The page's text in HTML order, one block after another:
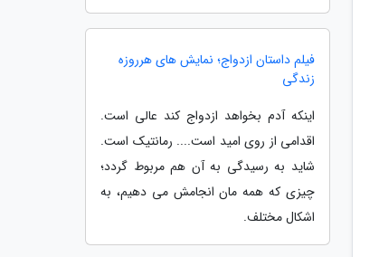
فیلم داستان ازدواج؛ نمایش های هرروزه
زندگی
اینکه آدم بخواهد ازدواج کند عالی است.
اقدامی از روی امید است.... رمانتیک است.
شاید به رسیدگی به آن هم مربوط گردد؛
چیزی که همه مان انجامش می دهیم، به
اشکال مختلف.